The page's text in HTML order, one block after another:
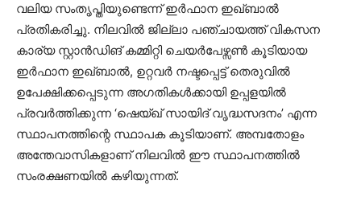
വലിയ സംതൃപ്തിയുണ്ടെന്ന് ഇർഫാന ഇഖ്ബാൽ
പ്രതികരിച്ചു. നിലവിൽ ജില്ലാ പഞ്ചായത്ത് വികസന
കാര്യ സ്റ്റാൻഡിങ് കമ്മിറ്റി ചെയർപേഴ്സൺ കൂടിയായ
ഇർഫാന ഇഖ്ബാൽ, ഉറ്റവർ നഷ്ടപ്പെട്ട് തെരുവിൽ
ഉപേക്ഷിക്കപ്പെടുന്ന അഗതികൾക്കായി ഉപ്പളയിൽ
പ്രവർത്തിക്കുന്ന ‘ഷെയ്ഖ് സായിദ് വൃദ്ധസദനം’ എന്ന
സ്ഥാപനത്തിന്റെ സ്ഥാപക കൂടിയാണ്. അമ്പതോളം
അന്തേവാസികളാണ് നിലവിൽ ഈ സ്ഥാപനത്തിൽ
സംരക്ഷണയിൽ കഴിയുന്നത്.